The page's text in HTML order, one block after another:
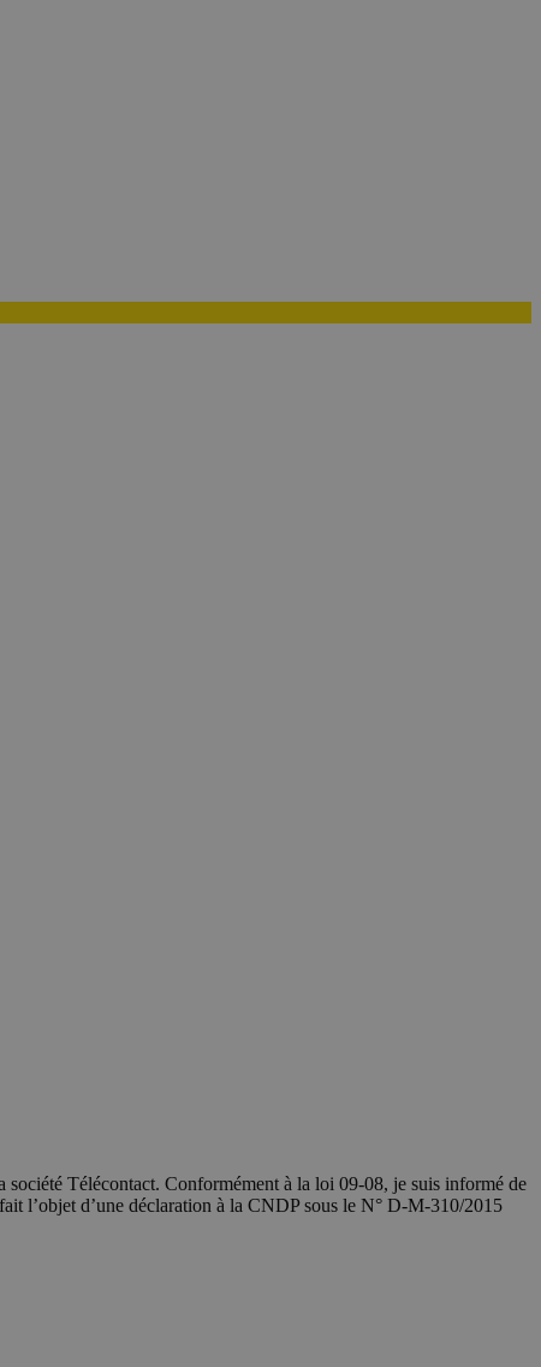
société Télécontact. Conformément à la loi 09-08, je suis informé de
l’objet d’une déclaration à la CNDP sous le N° D-M-310/2015